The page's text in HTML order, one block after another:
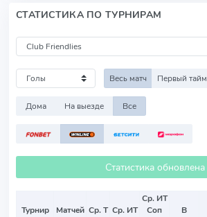
СТАТИСТИКА ПО ТУРНИРАМ
Весь матч Первый тайм
Дома На выезде Все
Статистика обновлена
Турнир Матчей Ср. Т Ср. ИТ
Ср. ИТ
Соп
В